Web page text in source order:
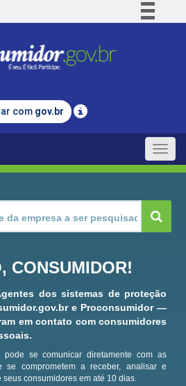
Comunica BR
Legislação
com gov.br
Toggle
CONSUMIDOR!
dos sistemas de proteção
e Proconsumidor —
em contato com consumidores
pode se comunicar diretamente com as
se comprometem a receber, analisar e
consumidores em até 10 dias.